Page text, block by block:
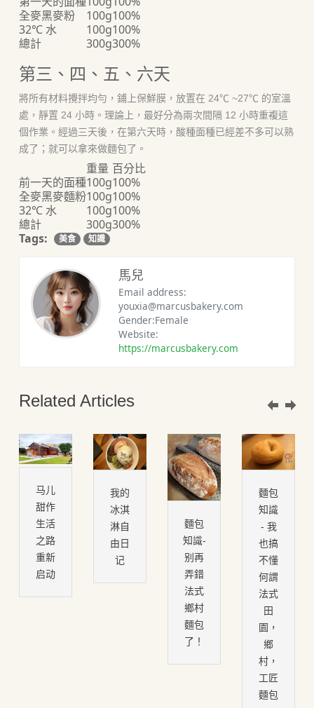
全麥黑麥粉
100g100%
32℃ 水
100g100%
總計
300g300%
第三、四、五、六天
將所有材料攪拌均勻，鋪上保鮮膜，放置在 24℃ ~27℃ 的室溫
處，靜置 24 小時。理論上，最好分為兩次間隔 12 小時重複這
個作業。經過三天後，在第六天時，酸種面種已經差不多可以熟
成了；就可以拿來做麵包了。
重量 百分比
前一天的面種100g100%
全麥黑麥麵粉100g100%
32℃ 水
100g100%
總計
300g300%
Tags:
美食 知識
馬兒
Email address:
youxia@marcusbakery.com
Gender:Female
Website:
https://marcusbakery.com
Related Articles
马儿
甜作
生活
之路
重新
启动
我的
冰淇
淋自
由日
记
麵包
知識-
别再
弄錯
法式
鄉村
麵包
了！
麵包
知識
- 我
也搞
不懂
何謂
法式
田
園，
鄉
村，
工匠
麵包